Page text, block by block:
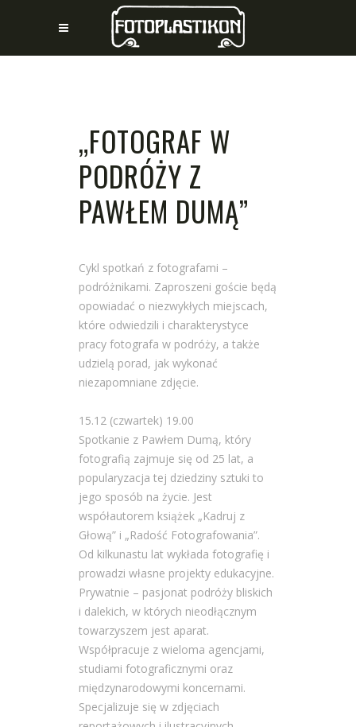
„FOTOGRAF W
PODRÓŻY Z
PAWŁEM DUMĄ”
Cykl spotkań z fotografami –
podróżnikami. Zaproszeni goście będą
opowiadać o niezwykłych miejscach,
które odwiedzili i charakterystyce
pracy fotografa w podróży, a także
udzielą porad, jak wykonać
niezapomniane zdjęcie.
15.12 (czwartek) 19.00
Spotkanie z Pawłem Dumą, który
fotografią zajmuje się od 25 lat, a
popularyzacja tej dziedziny sztuki to
jego sposób na życie. Jest
współautorem książek „Kadruj z
Głową” i „Radość Fotografowania”.
Od kilkunastu lat wykłada fotografię i
prowadzi własne projekty edukacyjne.
Prywatnie – pasjonat podróży bliskich
i dalekich, w których nieodłącznym
towarzyszem jest aparat.
Współpracuje z wieloma agencjami,
studiami fotograficznymi oraz
międzynarodowymi koncernami.
Specjalizuje się w zdjęciach